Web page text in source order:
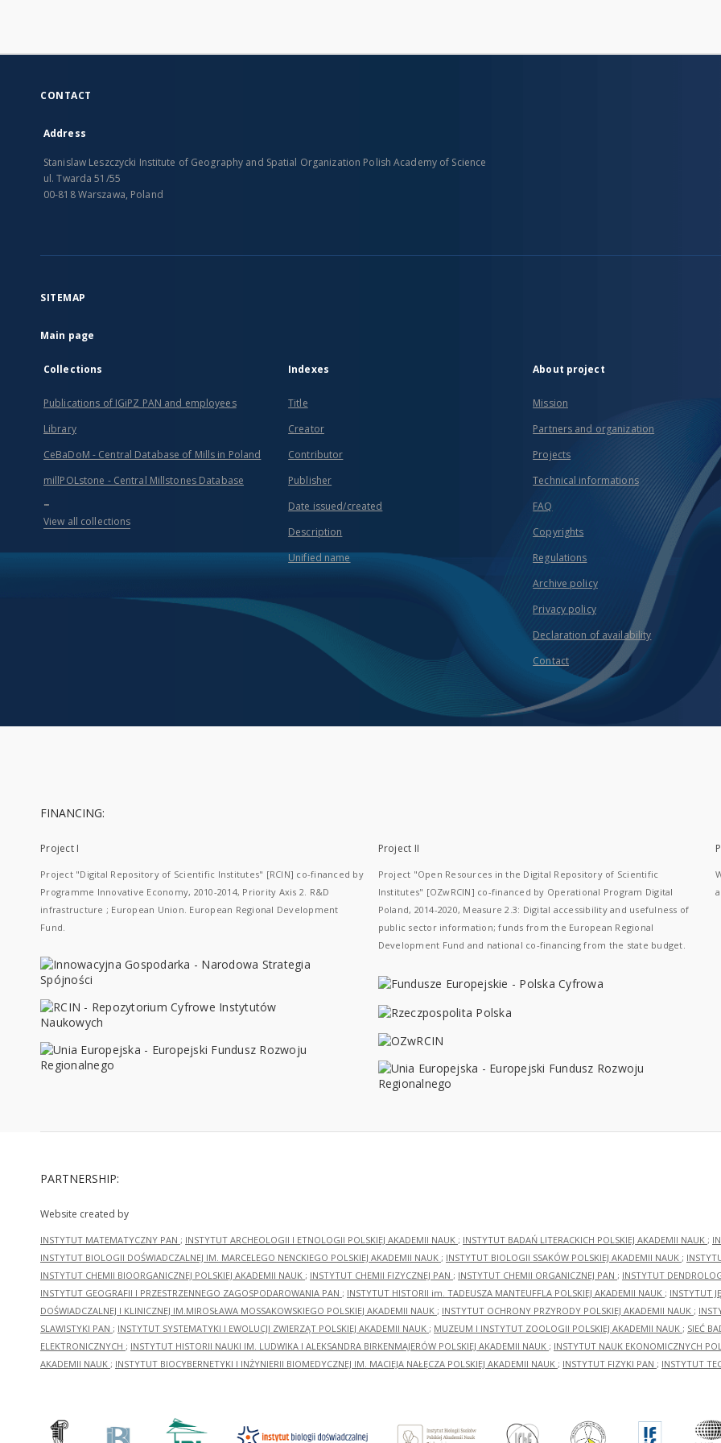
CONTACT
Address
Stanislaw Leszczycki Institute of Geography and Spatial Organization Polish Academy of Science
ul. Twarda 51/55
00-818 Warszawa, Poland
SITEMAP
Main page
Collections
Publications of IGiPZ PAN and employees
Library
CeBaDoM - Central Database of Mills in Poland
millPOLstone - Central Millstones Database
...
View all collections
Indexes
Title
Creator
Contributor
Publisher
Date issued/created
Description
Unified name
About project
Mission
Partners and organization
Projects
Technical informations
FAQ
Copyrights
Regulations
Archive policy
Privacy policy
Declaration of availability
Contact
FINANCING:
Project I
Project "Digital Repository of Scientific Institutes" [RCIN] co-financed by
Programme Innovative Economy, 2010-2014, Priority Axis 2. R&D
infrastructure ; European Union. European Regional Development
Fund.
Project II
Project "Open Resources in the Digital Repository of Scientific
Institutes" [OZwRCIN] co-financed by Operational Program Digital
Poland, 2014-2020, Measure 2.3: Digital accessibility and usefulness of
public sector information; funds from the European Regional
Development Fund and national co-financing from the state budget.
PARTNERSHIP:
Website created by
INSTYTUT MATEMATYCZNY PAN ; INSTYTUT ARCHEOLOGII I ETNOLOGII POLSKIEJ AKADEMII NAUK ; INSTYTUT BADAŃ LITERACKICH POLSKIEJ AKADEMII NAUK ;
INSTYTUT BIOLOGII DOŚWIADCZALNEJ IM. MARCELEGO NENCKIEGO POLSKIEJ AKADEMII NAUK ; INSTYTUT BIOLOGII SSAKÓW POLSKIEJ AKADEMII NAUK ;
INSTYTUT CHEMII BIOORGANICZNEJ POLSKIEJ AKADEMII NAUK ; INSTYTUT CHEMII FIZYCZNEJ PAN ; INSTYTUT CHEMII ORGANICZNEJ PAN ; INSTYTUT
INSTYTUT GEOGRAFII I PRZESTRZENNEGO ZAGOSPODAROWANIA PAN ; INSTYTUT HISTORII im. TADEUSZA MANTEUFFLA POLSKIEJ AKADEMII NAUK ; INSTYTUT
DOŚWIADCZALNEJ I KLINICZNEJ IM.MIROSŁAWA MOSSAKOWSKIEGO POLSKIEJ AKADEMII NAUK ; INSTYTUT OCHRONY PRZYRODY POLSKIEJ AKADEMII NAUK ;
SLAWISTYKI PAN ; INSTYTUT SYSTEMATYKI I EWOLUCJI ZWIERZĄT POLSKIEJ AKADEMII NAUK ; MUZEUM I INSTYTUT ZOOLOGII POLSKIEJ AKADEMII NAUK ; SIEĆ
ELEKTRONICZNYCH ; INSTYTUT HISTORII NAUKI IM. LUDWIKA I ALEKSANDRA BIRKENMAJERÓW POLSKIEJ AKADEMII NAUK ; INSTYTUT NAUK EKONOMICZNYCH
AKADEMII NAUK ; INSTYTUT BIOCYBERNETYKI I INŻYNIERII BIOMEDYCZNEJ IM. MACIEJA NAŁĘCZA POLSKIEJ AKADEMII NAUK ; INSTYTUT FIZYKI PAN ; INSTYTUT